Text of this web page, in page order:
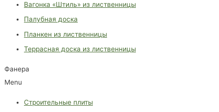
Вагонка «Штиль» из лиственницы
Палубная доска
Планкен из лиственницы
Террасная доска из лиственницы
Фанера
Menu
Строительные плиты